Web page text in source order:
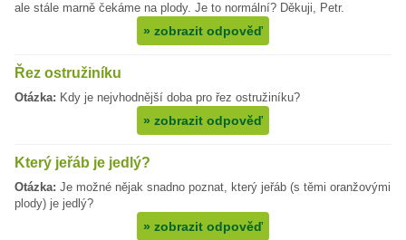
ale stále marně čekáme na plody. Je to normální? Děkuji, Petr.
» zobrazit odpověď
Řez ostružiníku
Otázka: Kdy je nejvhodnější doba pro řez ostružiníku?
» zobrazit odpověď
Který jeřáb je jedlý?
Otázka: Je možné nějak snadno poznat, který jeřáb (s těmi oranžovými
plody) je jedlý?
» zobrazit odpověď